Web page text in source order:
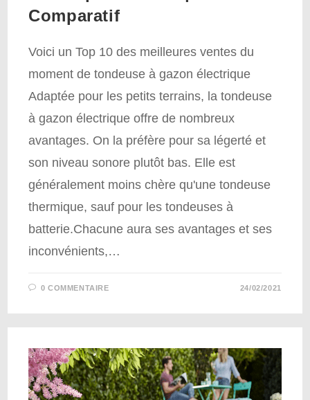
Comparatif
Voici un Top 10 des meilleures ventes du
moment de tondeuse à gazon électrique
Adaptée pour les petits terrains, la tondeuse
à gazon électrique offre de nombreux
avantages. On la préfère pour sa légerté et
son niveau sonore plutôt bas. Elle est
généralement moins chère qu'une tondeuse
thermique, sauf pour les tondeuses à
batterie.Chacune aura ses avantages et ses
inconvénients,…
0 COMMENTAIRE 24/02/2021